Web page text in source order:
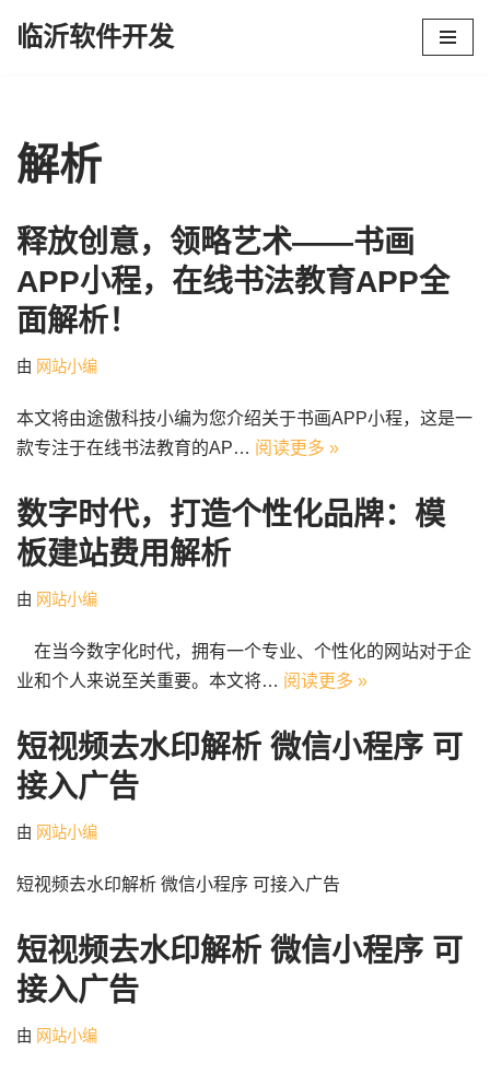
文
临沂软件开发
解析
释放创意，领略艺术——书画
APP小程，在线书法教育APP全
面解析！
由 网站小编
本文将由途傲科技小编为您介绍关于书画APP小程，这是一
款专注于在线书法教育的AP… 阅读更多 »
数字时代，打造个性化品牌：模
板建站费用解析
由 网站小编
在当今数字化时代，拥有一个专业、个性化的网站对于企
业和个人来说至关重要。本文将… 阅读更多 »
短视频去水印解析 微信小程序 可
接入广告
由 网站小编
短视频去水印解析 微信小程序 可接入广告
短视频去水印解析 微信小程序 可
接入广告
由 网站小编